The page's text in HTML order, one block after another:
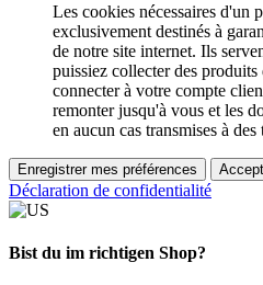
Les cookies nécessaires d'un
exclusivement destinés à
de notre site internet. Ils
puissiez collecter des
connecter à votre compte
remonter jusqu'à vous et les
en aucun cas transmises à des
Enregistrer mes préférences
Déclaration de confidentialité
Bist du im richtigen Shop?